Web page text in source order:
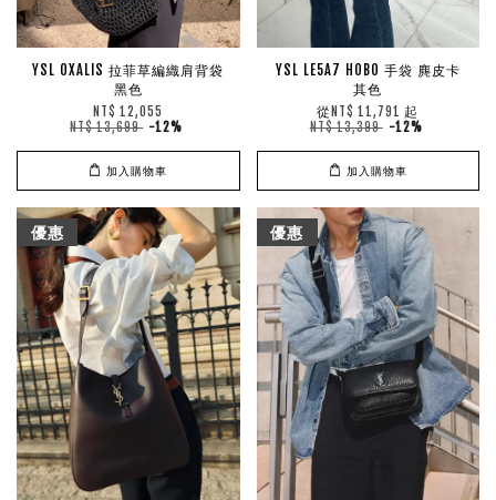
YSL OXALIS 拉菲草編織肩背袋
黑色
NT$ 12,055
NT$ 13,699 -12%
加入購物車
YSL LE5A7 HOBO 手袋 麂皮卡
其色
從 NT$ 11,791 起
NT$ 13,399 -12%
加入購物車
優惠 優惠